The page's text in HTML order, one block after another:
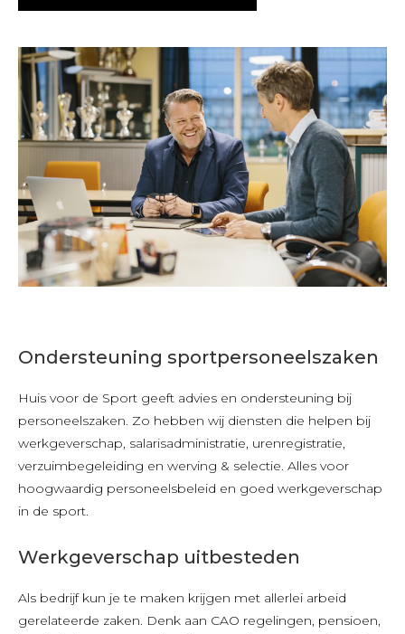
Ondersteuning sportpersoneelszaken
Huis voor de Sport geeft advies en ondersteuning bij
personeelszaken. Zo hebben wij diensten die helpen bij
werkgeverschap, salarisadministratie, urenregistratie,
verzuimbegeleiding en werving & selectie. Alles voor
hoogwaardig personeelsbeleid en goed werkgeverschap
in de sport.
Werkgeverschap uitbesteden
Als bedrijf kun je te maken krijgen met allerlei arbeid
gerelateerde zaken. Denk aan CAO regelingen, pensioen,